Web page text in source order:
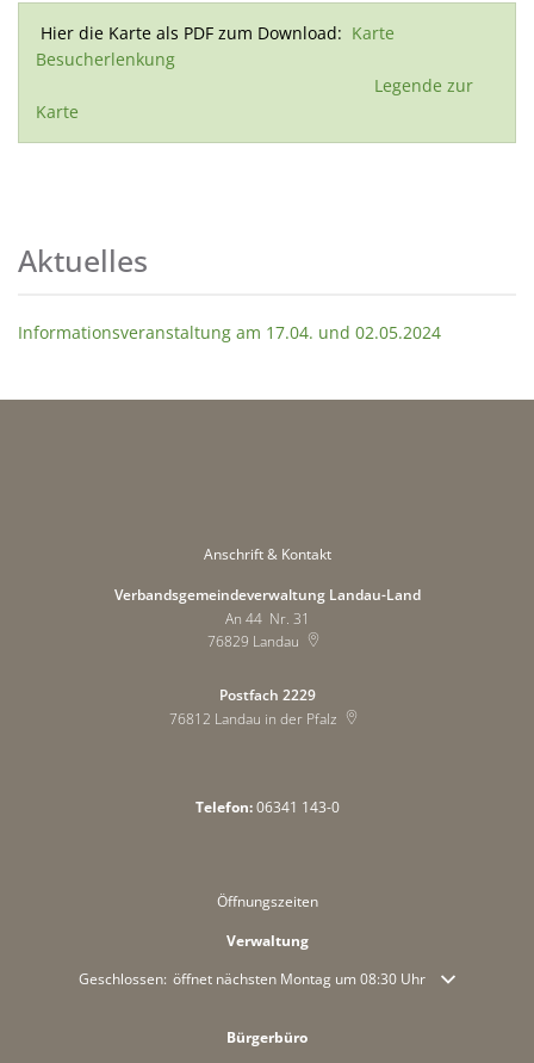
Hier die Karte als PDF zum Download: Karte
Besucherlenkung
Legende zur
Karte
Aktuelles
Informationsveranstaltung am 17.04. und 02.05.2024
Anschrift & Kontakt
Verbandsgemeindeverwaltung Landau-Land
An 44 Nr. 31
76829 Landau
Postfach 2229
76812 Landau in der Pfalz
Telefon:06341 143-0
Öffnungszeiten
Verwaltung
Klicken, um weitere Öffnungs- oder Schließzeiten auszublenden
Geschlossen: öffnet nächsten Montag um 08:30 Uhr
Bürgerbüro